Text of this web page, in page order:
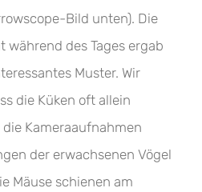
Bild unten). Die
während des Tages ergab
Muster. Wir
die Küken oft allein
Kameraaufnahmen
der erwachsenen Vögel
Mäuse schienen am